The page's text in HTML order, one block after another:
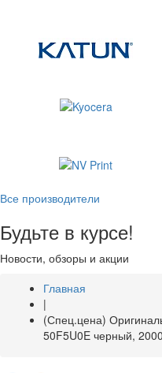
Все производители
Будьте в курсе!
Новости, обзоры и акции
Главная
|
(Спец.цена)
50F5U0E черный,